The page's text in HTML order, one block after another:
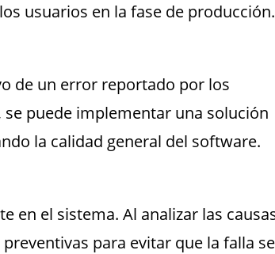
usuarios en la fase de producción.
de un error reportado por los
puede implementar una solución
la calidad general del software.
en el sistema. Al analizar las
para evitar que la falla se